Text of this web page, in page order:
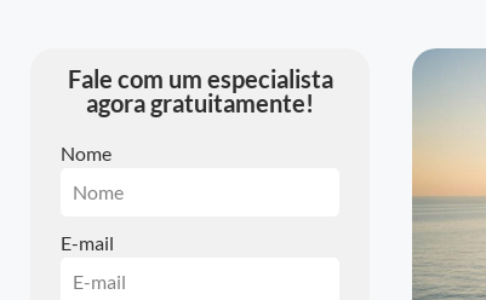
Fale com um especialista
agora gratuitamente!
Nome
E-mail